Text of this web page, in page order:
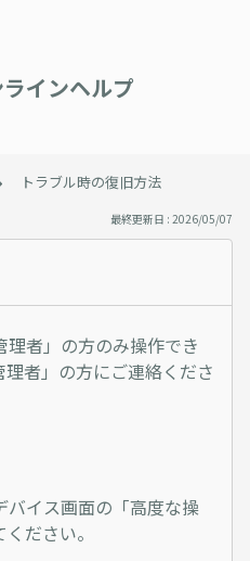
インヘルプ
トラブル時の復旧方法
最終更新日 : 2026/05/07
者」の方のみ操作でき
者」の方にご連絡くださ
バイス画面の「高度な操
ださい。